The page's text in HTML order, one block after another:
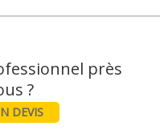
près
DEVIS